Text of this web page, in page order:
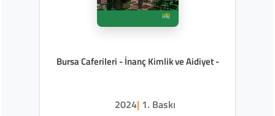
Bursa Caferileri - İnanç Kimlik ve Aidiyet -
2024| 1. Baskı